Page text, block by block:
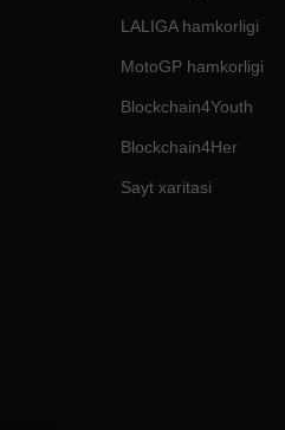
LALIGA hamkorligi
MotoGP hamkorligi
Blockchain4Youth
Blockchain4Her
Sayt xaritasi